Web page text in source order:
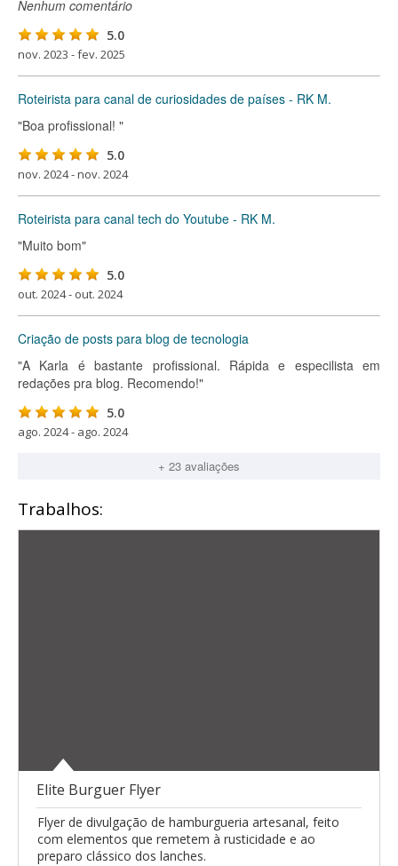
Nenhum comentário
5.0
nov. 2023 - fev. 2025
Roteirista para canal de curiosidades de países - RK M.
"Boa profissional! "
5.0
nov. 2024 - nov. 2024
Roteirista para canal tech do Youtube - RK M.
"Muito bom"
5.0
out. 2024 - out. 2024
Criação de posts para blog de tecnologia
"A Karla é bastante profissional. Rápida e especilista em
redações pra blog. Recomendo!"
5.0
ago. 2024 - ago. 2024
+ 23 avaliações
Trabalhos:
Elite Burguer Flyer
Flyer de divulgação de hamburgueria artesanal, feito
com elementos que remetem à rusticidade e ao
preparo clássico dos lanches.